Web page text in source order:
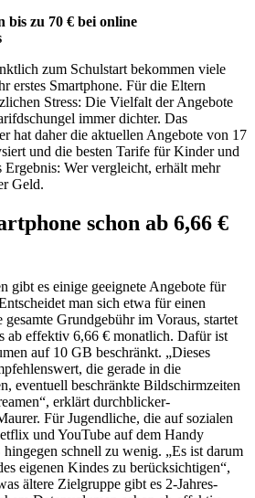
bis zu 70 € bei online
zum Schulstart bekommen viele
erstes Smartphone. Für die Eltern
Stress: Die Vielfalt der Angebote
immer dichter. Das
hat daher die aktuellen Angebote von 17
und die besten Tarife für Kinder und
Wer vergleicht, erhält mehr
Geld.
schon ab 6,66 €
gibt es einige geeignete Angebote für
man sich etwa für einen
gesamte Grundgebühr im Voraus, startet
ab effektiv 6,66 € monatlich. Dafür ist
auf 10 GB beschränkt. „Dieses
die gerade in die
eventuell beschränkte Bildschirmzeiten
erklärt durchblicker-
Für Jugendliche, die auf sozialen
und YouTube auf dem Handy
schnell zu wenig. „Es ist darum
eigenen Kindes zu berücksichtigen“,
ältere Zielgruppe gibt es 2-Jahres-